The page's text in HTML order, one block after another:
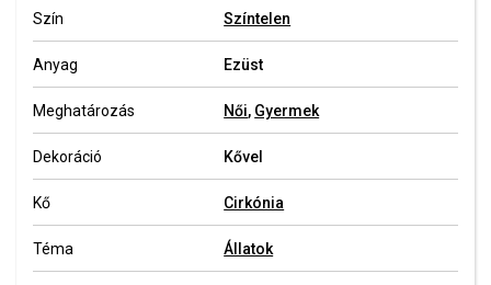
Szín Színtelen
Anyag Ezüst
Meghatározás Női, Gyermek
Dekoráció Kővel
Kő Cirkónia
Téma Állatok